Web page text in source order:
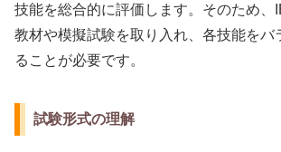
技能を総合的に評価します。そのため、
教材や模擬試験を取り入れ、各技能をバ
ることが必要です。
試験形式の理解